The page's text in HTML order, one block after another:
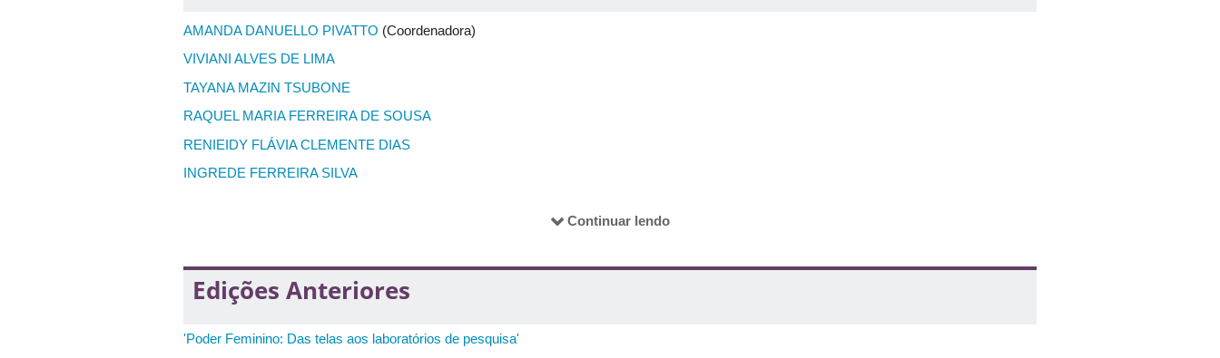
AMANDA DANUELLO PIVATTO (Coordenadora)
VIVIANI ALVES DE LIMA
TAYANA MAZIN TSUBONE
RAQUEL MARIA FERREIRA DE SOUSA
RENIEIDY FLÁVIA CLEMENTE DIAS
INGREDE FERREIRA SILVA
MIRELLA SILVA DE AGUIAR
Continuar lendo
Edições Anteriores
'Poder Feminino: Das telas aos laboratórios de pesquisa'